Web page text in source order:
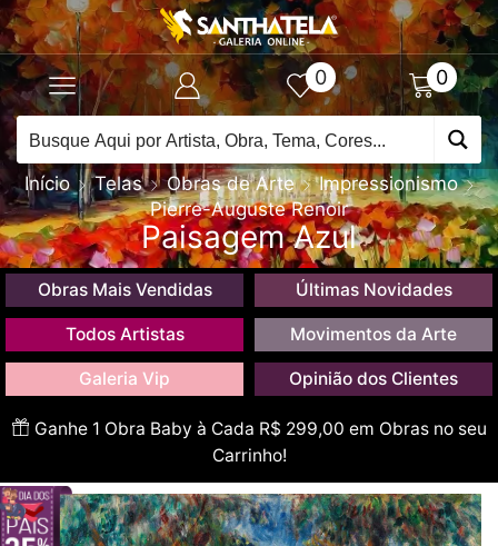
0 0
Início Telas Obras de Arte
Impressionismo
Pierre-Auguste Renoir
Paisagem Azul
Obras Mais Vendidas Últimas Novidades
Todos Artistas Movimentos da Arte
Galeria Vip Opinião dos Clientes
Ganhe 1 Obra Baby à Cada R$ 299,00 em Obras no seu
Carrinho!